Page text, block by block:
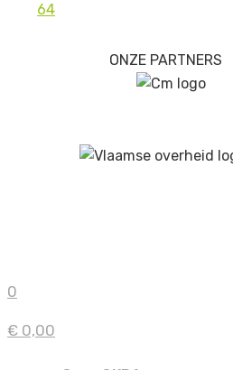
64
ONZE PARTNERS
0
€ 0,00